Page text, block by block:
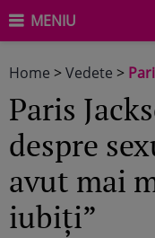
MENIU
Home >Vedete > Paris
Paris
despre
avut mai
iubiți”